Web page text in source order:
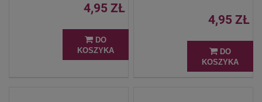
4,95 ZŁ
DO
KOSZYKA
4,95 ZŁ
DO
KOSZYKA